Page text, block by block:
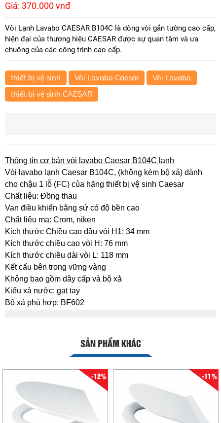
Giá: 370.000 vnđ
Vòi Lạnh Lavabo CAESAR B104C là dòng vòi gắn tường cao cấp,
hiện đại của thương hiệu CAESAR được sự quan tâm và ưa
chuộng của các công trình cao cấp.
thiết bị vệ sinh Vòi Lavabo Caesar
Vòi Lavabo
thiết bị vệ sinh CAESAR
Thông tin cơ bản vòi lavabo Caesar B104C lạnh
Vòi lavabo lạnh Caesar B104C, (không kèm bộ xả) dành
cho chậu 1 lỗ (FC) của hãng thiết bị vệ sinh Caesar
Chất liệu: Đồng thau
Van điều khiển bằng sứ có độ bền cao
Chất liệu mạ: Crom, niken
Kich thước Chiều cao đầu vòi H1: 34 mm
Kích thước chiều cao vòi H: 76 mm
Kích thước chiều dài vòi L: 118 mm
Kết cấu bên trong vững vàng
Không bao gồm dây cấp và bộ xả
Kiểu xả nước: gạt tay
Bộ xả phù hợp: BF602
SẢN PHẨM KHÁC
-12% -11%